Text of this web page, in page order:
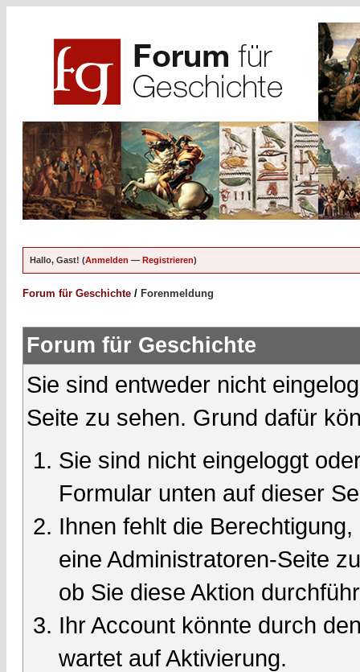
Hallo, Gast! (Anmelden — Registrieren)
Forum für Geschichte / Forenmeldung
Forum für Geschichte
Sie sind entweder nicht
Seite zu sehen. Grund dafür
Sie sind nicht eingeloggt
Formular unten auf dieser
Ihnen fehlt die
eine Administratoren-Seite
ob Sie diese Aktion
Ihr Account könnte durch
wartet auf Aktivierung.